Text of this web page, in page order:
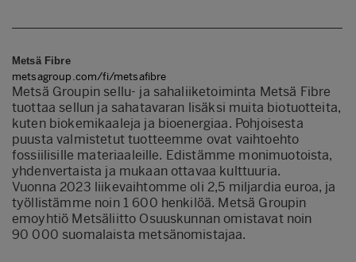
Metsä Fibre
metsagroup.com/fi/metsafibre
Metsä Groupin sellu- ja sahaliiketoiminta Metsä Fibre
tuottaa sellun ja sahatavaran lisäksi muita biotuotteita,
kuten biokemikaaleja ja bioenergiaa. Pohjoisesta
puusta valmistetut tuotteemme ovat vaihtoehto
fossiilisille materiaaleille. Edistämme monimuotoista,
yhdenvertaista ja mukaan ottavaa kulttuuria.
Vuonna 2023 liikevaihtomme oli 2,5 miljardia euroa, ja
työllistämme noin 1 600 henkilöä. Metsä Groupin
emoyhtiö Metsäliitto Osuuskunnan omistavat noin
90 000 suomalaista metsänomistajaa.